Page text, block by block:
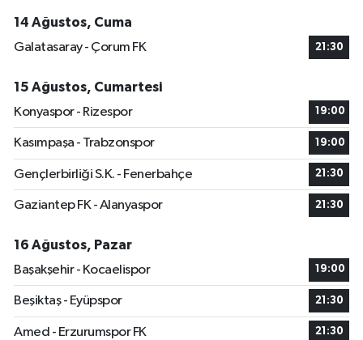
14 Ağustos, Cuma
Galatasaray - Çorum FK
21:30
15 Ağustos, Cumartesi
Konyaspor - Rizespor
19:00
Kasımpaşa - Trabzonspor 19:00
Gençlerbirliği S.K. - Fenerbahçe 21:30
Gaziantep FK - Alanyaspor 21:30
16 Ağustos, Pazar
Başakşehir - Kocaelispor
19:00
Beşiktaş - Eyüpspor 21:30
Amed - Erzurumspor FK 21:30